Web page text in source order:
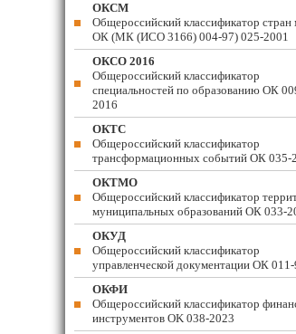
ОКСМ
Общероссийский классификатор стран
ОК (МК (ИСО 3166) 004-97) 025-2001
ОКСО 2016
Общероссийский классификатор
специальностей по образованию ОК
2016
ОКТС
Общероссийский классификатор
трансформационных событий ОК 035-
ОКТМО
Общероссийский классификатор
муниципальных образований ОК 033-
ОКУД
Общероссийский классификатор
управленческой документации ОК 011-
ОКФИ
Общероссийский классификатор
инструментов OK 038-2023